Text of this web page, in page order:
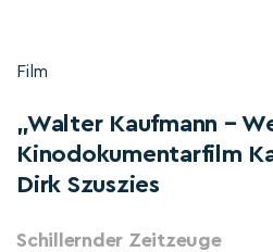
Film
„Walter Kaufmann –
Kinodokumentarfilm
Dirk Szuszies
Schillernder Zeitzeuge